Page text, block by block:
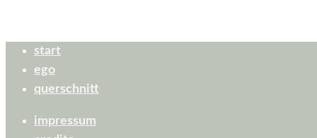
start
ego
querschnitt
impressum